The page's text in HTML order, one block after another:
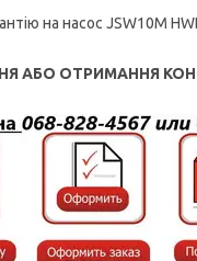
на насос JSW10M
АБО ОТРИМАННЯ